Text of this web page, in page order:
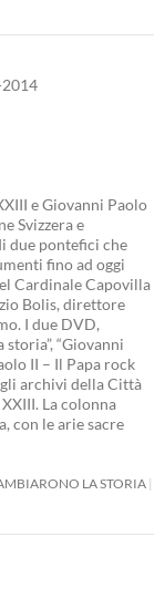
e Giovanni Paolo
Svizzera e
due pontefici che
fino ad oggi
Cardinale Capovilla
Bolis, direttore
I due DVD,
“Giovanni
II – Il Papa rock
archivi della Città
La colonna
con le arie sacre
LA STORIA